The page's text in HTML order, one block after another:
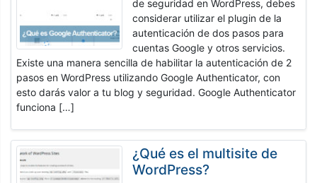
de seguridad en WordPress, debes
considerar utilizar el plugin de la
autenticación de dos pasos para
cuentas Google y otros servicios.
Existe una manera sencilla de habilitar la autenticación de 2
pasos en WordPress utilizando Google Authenticator, con
esto darás valor a tu blog y seguridad. Google Authenticator
funciona […]
¿Qué es el multisite de
WordPress?